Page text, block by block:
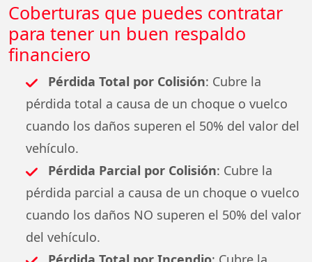
Coberturas que puedes contratar
para tener un buen respaldo
financiero
Pérdida Total por Colisión: Cubre la
pérdida total a causa de un choque o vuelco
cuando los daños superen el 50% del valor del
vehículo.
Pérdida Parcial por Colisión: Cubre la
pérdida parcial a causa de un choque o vuelco
cuando los daños NO superen el 50% del valor
del vehículo.